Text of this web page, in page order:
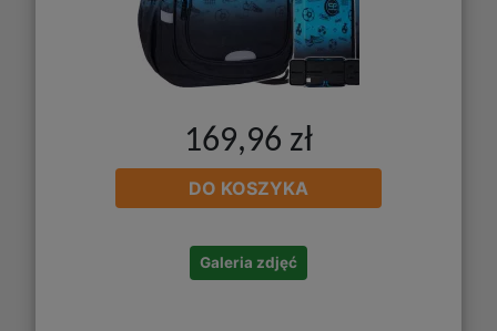
169,96 zł
DO KOSZYKA
Galeria zdjęć